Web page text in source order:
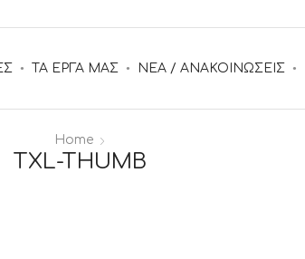
ΤΑ ΕΡΓΑ ΜΑΣ ΝΕΑ / ΑΝΑΚΟΙΝΩΣΕΙΣ
Home
TXL-THUMB